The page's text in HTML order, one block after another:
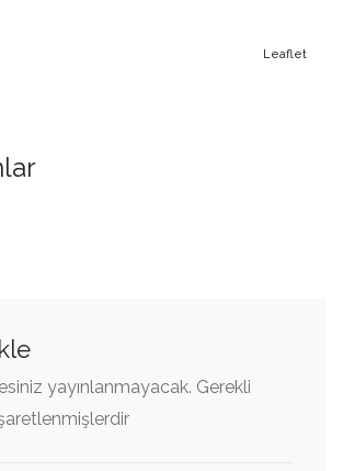
Leaflet
yayınlanmayacak. Gerekli